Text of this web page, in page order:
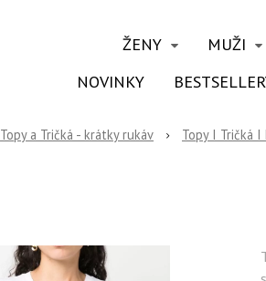
ŽENY
MUŽI
NOVINKY
Topy a Tričká - krátky rukáv Topy I Tričká